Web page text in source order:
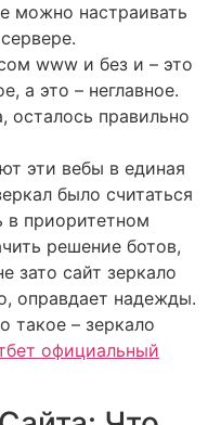
можно настраивать
www и без и – это
а это – неглавное.
осталось правильно
эти вебы в единая
было считаться
в приоритетном
решение ботов,
зато сайт зеркало
оправдает надежды.
такое – зеркало
официальный